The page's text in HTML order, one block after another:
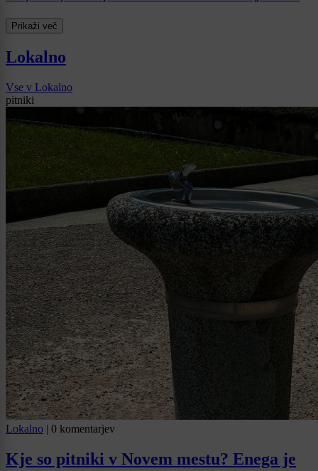
Prikaži več
Lokalno
Vse v Lokalno
pitniki
Lokalno | 0 komentarjev
Kje so pitniki v Novem mestu? Enega je